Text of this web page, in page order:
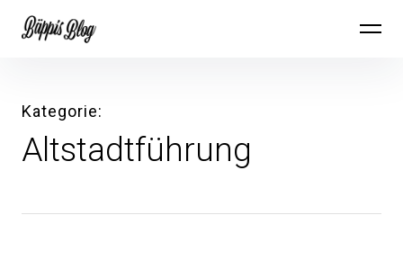
überspringen
Bäppis Blog
Kategorie
Altstadtführung